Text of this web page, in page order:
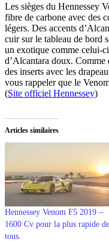
Les sièges du Hennessey
fibre de carbone avec des
légers. Des accents
cuir sur le tableau de bord
un exotique comme celui-
d’Alcantara doux. Comme
des inserts avec les
vous rappeler que le
(Site officiel Hennessey)
Articles similaires
Hennessey Venom F5 2019 –
1600 Cv pour la plus rapide de
tous.